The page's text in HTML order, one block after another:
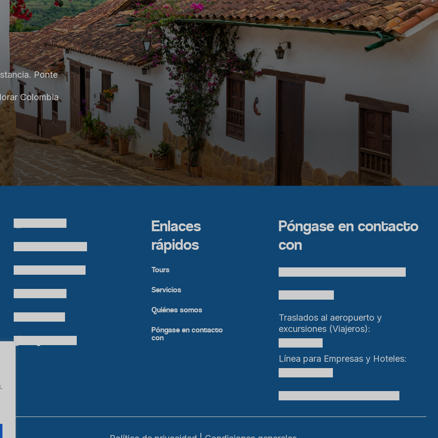
Ponte
Colombia
Enlaces
rápidos
Tours
Servicios
Quiénes somos
Póngase en contacto
con
Póngase en contacto
con
Traslados al aeropuerto y
excursiones (Viajeros):
Línea para Empresas y Hoteles: